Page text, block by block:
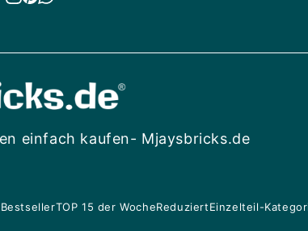
einfach kaufen- Mjaysbricks.de
BestsellerTOP 15 der WocheReduziertEinzelteil-